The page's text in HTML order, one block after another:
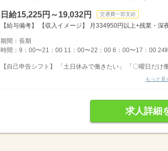
日給15,225円～19,032円 交通費一部支給
【給与備考】 【収入イメージ】 月334950円以上+残業・深
期間：長期
時間：9：00〜21：00 11：00〜22：00 6：00〜17：00 24
【自己申告シフト】 「土日休みで働きたい」 「〇曜日だけ
もっと見
求人詳細